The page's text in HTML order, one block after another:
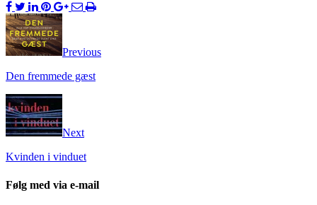
Previous
Den fremmede gæst
Next
Kvinden i vinduet
Følg med via e-mail